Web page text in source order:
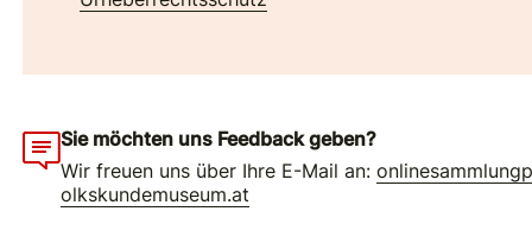
Sie möchten uns Feedback geben?
Wir freuen uns über Ihre E-Mail an:
olkskundemuseum.at